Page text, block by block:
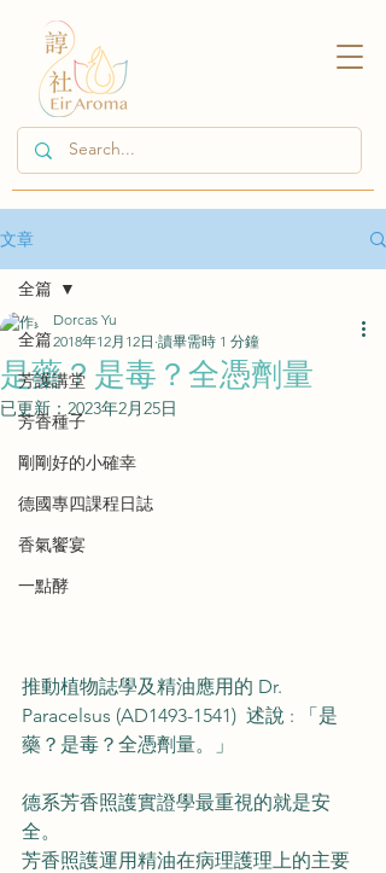
文章
全篇
芳護講堂
芳香種子
剛剛好的小確幸
德國專四課程日誌
香氣饗宴
一點酵
全篇
是藥？是毒？全憑劑量
Dorcas Yu
2018年12月12日 讀畢需時 1 分鐘
已更新： 2023年2月25日
推動植物誌學及精油應用的 Dr.
Paracelsus (AD1493-1541)  述說 : 「是
藥？是毒？全憑劑量。」
德系芳香照護實證學最重視的就是安
全。
芳香照護運用精油在病理護理上的主要